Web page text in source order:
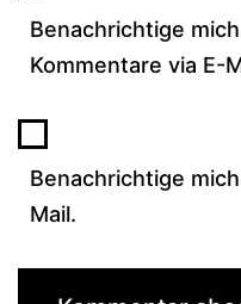
Benachrichtige
Kommentare via E-
Benachrichtige
Mail.